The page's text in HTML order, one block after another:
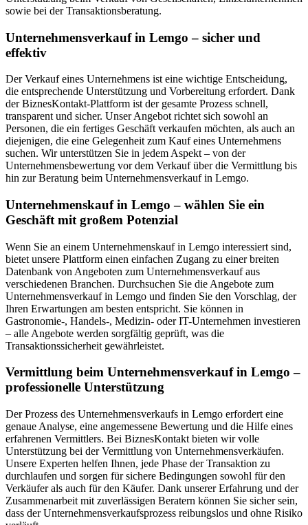
sowie bei der Transaktionsberatung.
Unternehmensverkauf in Lemgo – sicher und
effektiv
Der Verkauf eines Unternehmens ist eine wichtige Entscheidung,
die entsprechende Unterstützung und Vorbereitung erfordert. Dank
der BiznesKontakt-Plattform ist der gesamte Prozess schnell,
transparent und sicher. Unser Angebot richtet sich sowohl an
Personen, die ein fertiges Geschäft verkaufen möchten, als auch an
diejenigen, die eine Gelegenheit zum Kauf eines Unternehmens
suchen. Wir unterstützen Sie in jedem Aspekt – von der
Unternehmensbewertung vor dem Verkauf über die Vermittlung bis
hin zur Beratung beim Unternehmensverkauf in Lemgo.
Unternehmenskauf in Lemgo – wählen Sie ein
Geschäft mit großem Potenzial
Wenn Sie an einem Unternehmenskauf in Lemgo interessiert sind,
bietet unsere Plattform einen einfachen Zugang zu einer breiten
Datenbank von Angeboten zum Unternehmensverkauf aus
verschiedenen Branchen. Durchsuchen Sie die Angebote zum
Unternehmensverkauf in Lemgo und finden Sie den Vorschlag, der
Ihren Erwartungen am besten entspricht. Sie können in
Gastronomie-, Handels-, Medizin- oder IT-Unternehmen investieren
– alle Angebote werden sorgfältig geprüft, was die
Transaktionssicherheit gewährleistet.
Vermittlung beim Unternehmensverkauf in Lemgo –
professionelle Unterstützung
Der Prozess des Unternehmensverkaufs in Lemgo erfordert eine
genaue Analyse, eine angemessene Bewertung und die Hilfe eines
erfahrenen Vermittlers. Bei BiznesKontakt bieten wir volle
Unterstützung bei der Vermittlung von Unternehmensverkäufen.
Unsere Experten helfen Ihnen, jede Phase der Transaktion zu
durchlaufen und sorgen für sichere Bedingungen sowohl für den
Verkäufer als auch für den Käufer. Dank unserer Erfahrung und der
Zusammenarbeit mit zuverlässigen Beratern können Sie sicher sein,
dass der Unternehmensverkaufsprozess reibungslos und ohne Risiko